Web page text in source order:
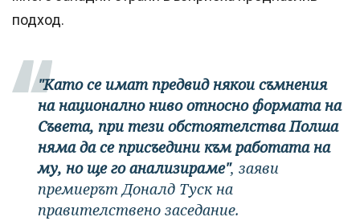
подход.
"Като се имат предвид някои съмнения
на национално ниво относно формата на
Съвета, при тези обстоятелства Полша
няма да се присъедини към работата на
му, но ще го анализираме", заяви
премиерът Доналд Туск на
правителствено заседание.